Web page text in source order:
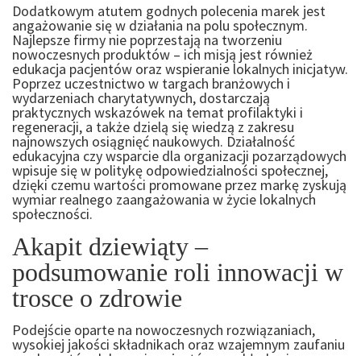
Dodatkowym atutem godnych polecenia marek jest
angażowanie się w działania na polu społecznym.
Najlepsze firmy nie poprzestają na tworzeniu
nowoczesnych produktów – ich misją jest również
edukacja pacjentów oraz wspieranie lokalnych inicjatyw.
Poprzez uczestnictwo w targach branżowych i
wydarzeniach charytatywnych, dostarczają
praktycznych wskazówek na temat profilaktyki i
regeneracji, a także dzielą się wiedzą z zakresu
najnowszych osiągnięć naukowych. Działalność
edukacyjna czy wsparcie dla organizacji pozarządowych
wpisuje się w politykę odpowiedzialności społecznej,
dzięki czemu wartości promowane przez markę zyskują
wymiar realnego zaangażowania w życie lokalnych
społeczności.
Akapit dziewiąty –
podsumowanie roli innowacji w
trosce o zdrowie
Podejście oparte na nowoczesnych rozwiązaniach,
wysokiej jakości składnikach oraz wzajemnym zaufaniu